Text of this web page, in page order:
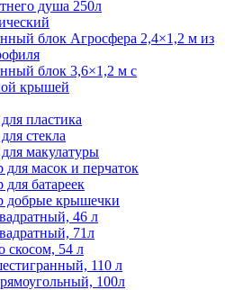
душа 250л
блок Агросфера 2,4×1,2 м из
блок 3,6×1,2 м с
крышей
пластика
стекла
макулатуры
для масок и перчаток
батареек
добрые крышечки
46 л
71л
скосом, 54 л
110 л
100л